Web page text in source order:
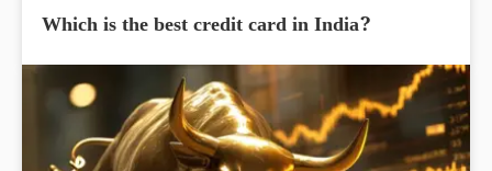
Which is the best credit card in India?